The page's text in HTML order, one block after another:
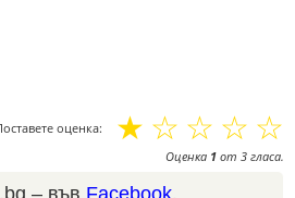
оценка: ☆
☆
☆
☆
☆
Оценка 1 от 3 гласа.